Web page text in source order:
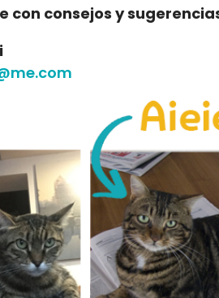
con consejos y